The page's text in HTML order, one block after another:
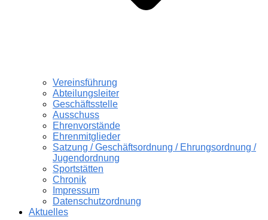
Vereinsführung
Abteilungsleiter
Geschäftsstelle
Ausschuss
Ehrenvorstände
Ehrenmitglieder
Satzung / Geschäftsordnung / Ehrungsordnung /
Jugendordnung
Sportstätten
Chronik
Impressum
Datenschutzordnung
Aktuelles